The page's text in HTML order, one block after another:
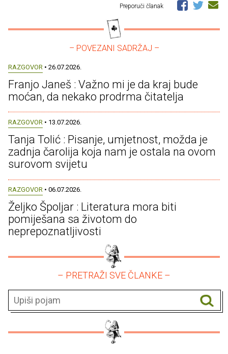
Preporuči članak
– POVEZANI SADRŽAJ –
RAZGOVOR • 26.07.2026.
Franjo Janeš : Važno mi je da kraj bude
moćan, da nekako prodrma čitatelja
RAZGOVOR • 13.07.2026.
Tanja Tolić : Pisanje, umjetnost, možda je
zadnja čarolija koja nam je ostala na ovom
surovom svijetu
RAZGOVOR • 06.07.2026.
Željko Špoljar : Literatura mora biti
pomiješana sa životom do
neprepoznatljivosti
– PRETRAŽI SVE ČLANKE –